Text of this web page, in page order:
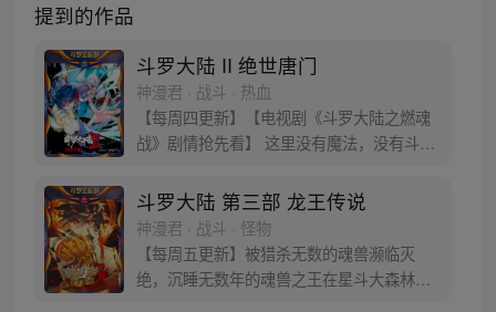
提到的作品
斗罗大陆 II 绝世唐门
神漫君 · 战斗 · 热血
【每周四更新】【电视剧《斗罗大陆之燃魂
战》剧情抢先看】 这里没有魔法，没有斗
后的斗罗大陆上，唐门式微，一代天骄霍雨
浩横空出世，一切的神奇都将一一展现。 唐
门暗器能否重振雄风，唐门能否重现辉煌，
一切尽绝世唐门！
斗罗大陆 第三部 龙王传说
神漫君 · 战斗 · 怪物
【每周五更新】被猎杀无数的魂兽濒临灭
绝，沉睡无数年的魂兽之王在星斗大森林最